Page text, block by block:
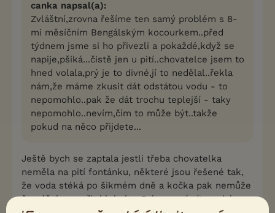
canka napsal(a):
Zvláštní,zrovna řešíme ten samý problém s 8-
mi měsíčním Bengálským kocourkem..před
týdnem jsme si ho přivezli a pokaždé,když se
napije,pšiká...čistě jen u pití..chovatelce jsem to
hned volala,prý je to divné,jí to nedělal..řekla
nám,že máme zkusit dát odstátou vodu - to
nepomohlo..pak že dát trochu teplejší - taky
nepomohlo..nevím,čím to může být..takže
pokud na něco přijdete...
Ještě bych se zaptala jestli třeba chovatelka
neměla na pití fontánku, některé jsou řešené tak,
že voda stéká po šikmém dně a kočka pak nemůže
čumáček ponořit hluboko. Pak neumí pít z misky.